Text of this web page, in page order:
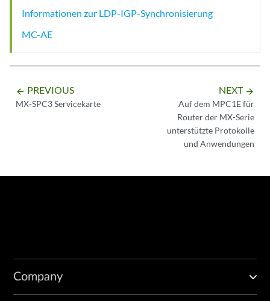
Informationen zur LDP-IGP-Synchronisierung
MC-AE
arrow_backward PREVIOUS
MX-SPC3 Servicekarte
NEXT arrow_forward
Auf dem MPC1E für
Router der MX-Serie
unterstützte Protokolle
und Anwendungen
Company